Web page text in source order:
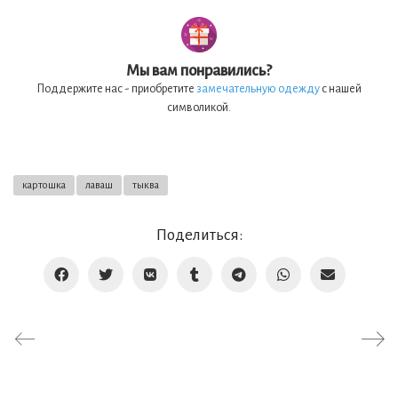
Мы вам понравились?
Поддержите нас - приобретите замечательную одежду с нашей
символикой.
картошка лаваш тыква
Поделиться: